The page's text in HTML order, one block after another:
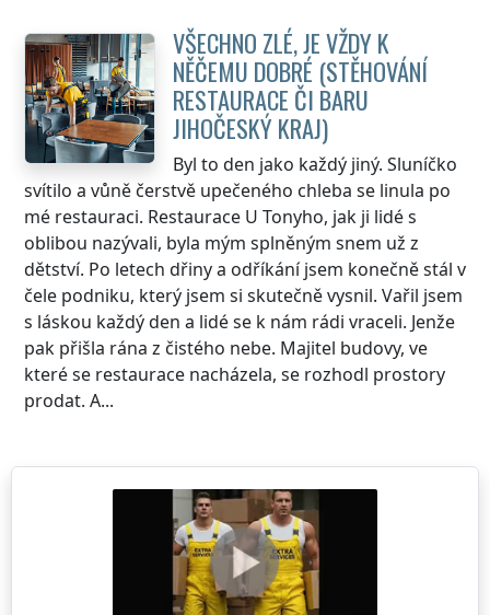
VŠECHNO ZLÉ, JE VŽDY K
NĚČEMU DOBRÉ (STĚHOVÁNÍ
RESTAURACE ČI BARU
JIHOČESKÝ KRAJ)
Byl to den jako každý jiný. Sluníčko
svítilo a vůně čerstvě upečeného chleba se linula po
mé restauraci. Restaurace U Tonyho, jak ji lidé s
oblibou nazývali, byla mým splněným snem už z
dětství. Po letech dřiny a odříkání jsem konečně stál v
čele podniku, který jsem si skutečně vysnil. Vařil jsem
s láskou každý den a lidé se k nám rádi vraceli. Jenže
pak přišla rána z čistého nebe. Majitel budovy, ve
které se restaurace nacházela, se rozhodl prostory
prodat. A...